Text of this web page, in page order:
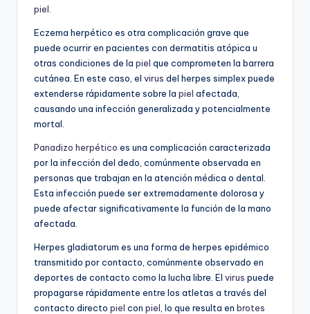
piel
Eczema herpético es otra complicación grave que
puede ocurrir en pacientes con dermatitis atópica u
otras condiciones de la piel que comprometen la barrera
cutánea. En este caso, el virus del herpes simplex puede
extenderse rápidamente sobre la piel afectada,
causando una infección generalizada y potencialmente
mortal.
Panadizo herpético es una complicación caracterizada
por la infección del dedo, comúnmente observada en
personas que trabajan en la atención médica o dental.
Esta infección puede ser extremadamente dolorosa y
puede afectar significativamente la función de la mano
afectada.
Herpes gladiatorum es una forma de herpes epidémico
transmitido por contacto, comúnmente observado en
deportes de contacto como la lucha libre. El virus puede
propagarse rápidamente entre los atletas a través del
contacto directo piel con piel , lo que resulta en brotes